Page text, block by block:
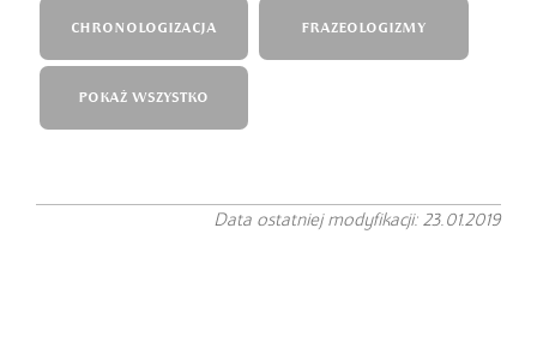
CHRONOLOGIZACJA FRAZEOLOGIZMY
POKAŻ WSZYSTKO
Data ostatniej modyfikacji: 23.01.2019